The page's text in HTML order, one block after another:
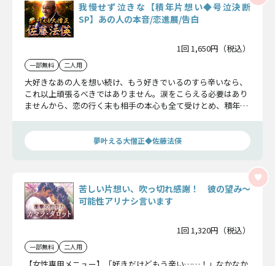
我慢せず泣きな【積年片想い◆号泣決断
SP】あの人の本音/恋進展/告白
1回 1,650円（税込）
一部無料 二人用
大好きなあの人を想い続け、もう好きでいるのすら辛いなら、
これ以上頑張るべきではありません。涙をこらえる必要はあり
ませんから、恋の行く末も相手の本心も全て受けとめ、積年の
夢叶える大僧正◆佐藤法偀
苦しい片想い、吹っ切れ感謝！ 彼の望み〜
可能性アリナシ言います
1回 1,320円（税込）
一部無料 二人用